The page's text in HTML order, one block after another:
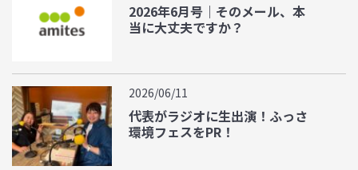
2026年6月号｜そのメール、本
当に大丈夫ですか？
2026/06/11
代表がラジオに生出演！ふっさ
環境フェスをPR！